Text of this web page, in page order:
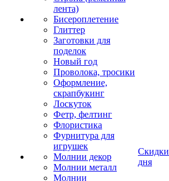
лента)
Бисероплетение
Глиттер
Заготовки для
поделок
Новый год
Проволока, тросики
Оформление,
скрапбукинг
Лоскуток
Фетр, фелтинг
Флористика
Фурнитура для
игрушек
Молнии декор
Молнии металл
Молнии
Скидки
дня